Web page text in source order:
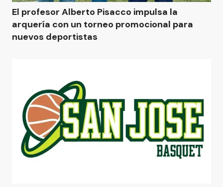
El profesor Alberto Pisacco impulsa la
arquería con un torneo promocional para
nuevos deportistas